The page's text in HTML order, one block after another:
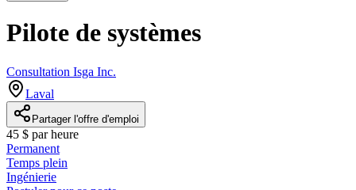
Pilote de systèmes
Consultation Isga Inc.
Laval
Partager l'offre d'emploi
45 $ par heure
Permanent
Temps plein
Ingénierie